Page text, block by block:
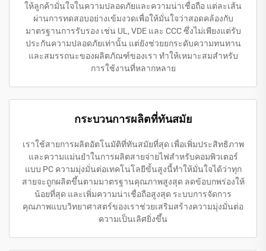
ให้ลูกค้ามั่นใจในความปลอดภัยและความน่าเชื่อถือ แต่ละเส้น
ผ่านการทดสอบอย่างเข้มงวดเพื่อให้มั่นใจว่าสอดคล้องกับ
มาตรฐานการรับรอง เช่น UL, VDE และ CCC ซึ่งไม่เพียงแต่รับ
ประกันความปลอดภัยเท่านั้น แต่ยังช่วยยกระดับความทนทาน
และสมรรถนะของผลิตภัณฑ์ของเรา ทำให้เหมาะสมสำหรับ
การใช้งานที่หลากหลาย
กระบวนการผลิตที่ทันสมัย
เราใช้สายการผลิตอัตโนมัติที่ทันสมัยที่สุด เพื่อเพิ่มประสิทธิภาพ
และความแม่นยำในการผลิตสายจ่ายไฟสำหรับคอมพิวเตอร์
แบบ PC ความมุ่งมั่นต่อเทคโนโลยีขั้นสูงนี้ทำให้มั่นใจได้ว่าทุก
สายจะถูกผลิตขึ้นตามมาตรฐานคุณภาพสูงสุด ลดข้อบกพร่องให้
น้อยที่สุด และเพิ่มความน่าเชื่อถือสูงสุด ระบบการจัดการ
คุณภาพแบบวิทยาศาสตร์ของเราช่วยเสริมสร้างความมุ่งมั่นต่อ
ความเป็นเลิศยิ่งขึ้น